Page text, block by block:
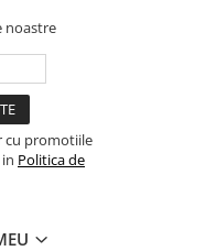
noastre
cu promotiile
Politica de